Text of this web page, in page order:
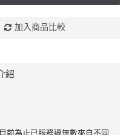
加入商品比較
紹